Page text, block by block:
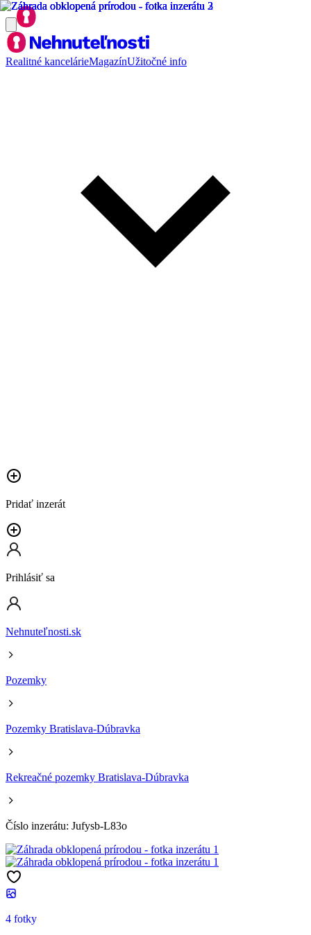
Realitné kancelárieMagazínUžitočné info
Pridať inzerát
Prihlásiť sa
Nehnuteľnosti.sk
Pozemky
Pozemky Bratislava-Dúbravka
Rekreačné pozemky Bratislava-Dúbravka
Číslo inzerátu: Jufysb-L83o
4 fotky